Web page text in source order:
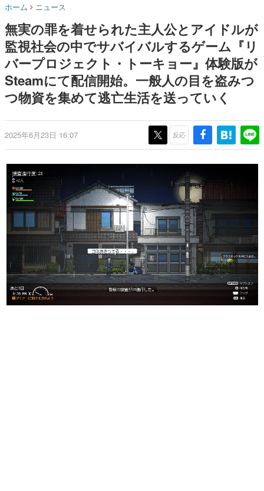
名作ゲームクリエイターの方々に製作時のエピソードをお
きます。
赫本
この物語を解いてはいけない。『赫本』は、〈試験問題〉
の形をした短編ホラー小説集です。
新世代に訊く
これからのデジタルゲーム市場を担う若きクリエイター達
ゲーム世代の作家たち
ゲームに多大な影響を受けた作家さんに取材し、ゲームが
日本モバイルゲーム産業史
日本のモバイルゲーム史における主要なトピック・タイト
ルを網羅するほか、開発者へのインタビューや識者による
解説を掲載。約20年の歴史が一望できる決定版！
若ゲのいたり〜ゲームクリエイターの青春〜
『うつヌケ』『ペンと箸』等で知られるマンガ家・田中圭
一先生によるゲーム業界レポートマンガです。
なんでゲームは面白い？
ゲーム開発者・hamatsu氏がゲームの魅力を画面や操作の
具体的な形から解き明かしていく、硬派で骨太な評論連載
ダム・カム』開発元やチェコの
プロ野球選手から称賛の声
ホーム ニュース
無実の罪を着せられた主人公とアイドルが
監視社会の中でサバイバルするゲーム『リ
バープロジェクト・トーキョー』体験版が
Steamにて配信開始。一般人の目を盗みつ
つ物資を集めて逃亡生活を送っていく
2025年6月23日 16:07 反応